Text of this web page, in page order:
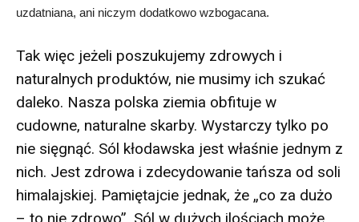
uzdatniana, ani niczym dodatkowo wzbogacana.
Tak więc jeżeli poszukujemy zdrowych i
naturalnych produktów, nie musimy ich szukać
daleko. Nasza polska ziemia obfituje w
cudowne, naturalne skarby. Wystarczy tylko po
nie sięgnąć. Sól kłodawska jest właśnie jednym z
nich. Jest zdrowa i zdecydowanie tańsza od soli
himalajskiej. Pamiętajcie jednak, że „co za dużo